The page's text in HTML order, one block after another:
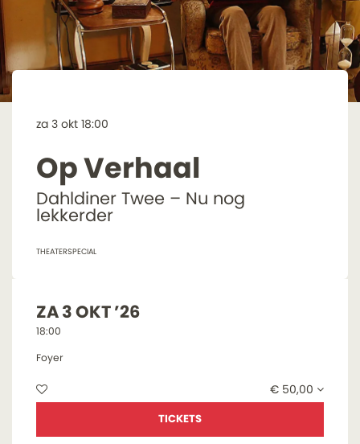
Op Verhaal
Dahldiner Twee – Nu nog
lekkerder
za 3 okt 18:00
THEATERSPECIAL
ZA 3 OKT ’26
18:00
Foyer
€ 50,00
TICKETS